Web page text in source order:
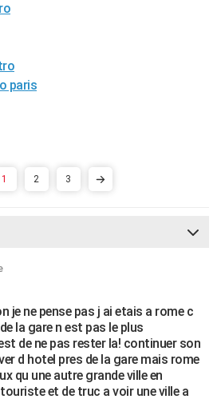
paris
1 2 3
je ne pense pas j ai etais a rome c
la gare n est pas le plus
de ne pas rester la! continuer son
d hotel pres de la gare mais rome
qu une autre grande ville en
et de truc a voir une ville a